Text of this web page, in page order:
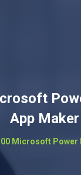
App Maker
Microsoft